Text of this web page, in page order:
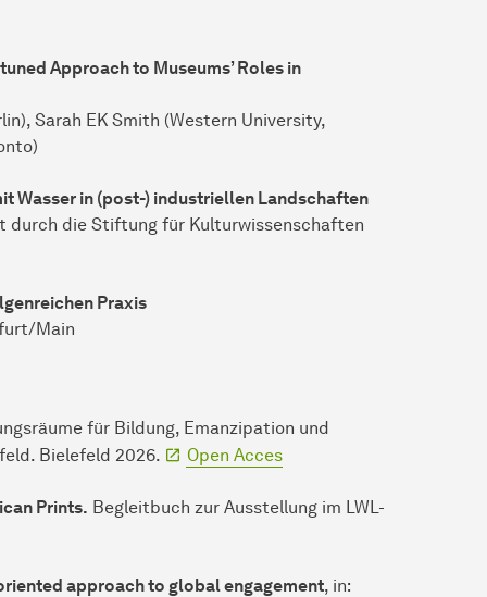
Approach to Museums’ Roles in
Sarah EK Smith (Western University,
Wasser in (post-) industriellen Landschaften
durch die Stiftung für Kulturwissenschaften
Praxis
Main
für Bildung, Emanzipation und
Bielefeld 2026.
Open Acces
Prints. Begleitbuch zur Ausstellung im LWL-
approach to global engagement, in: